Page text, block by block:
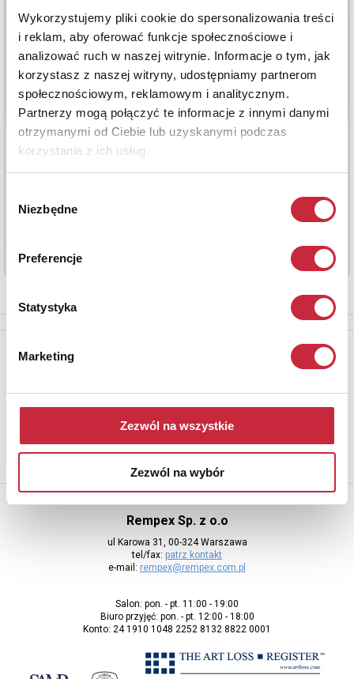
Wykorzystujemy pliki cookie do spersonalizowania treści
i reklam, aby oferować funkcje społecznościowe i
analizować ruch w naszej witrynie. Informacje o tym, jak
korzystasz z naszej witryny, udostępniamy partnerom
społecznościowym, reklamowym i analitycznym.
Partnerzy mogą połączyć te informacje z innymi danymi
otrzymanymi od Ciebie lub uzyskanymi podczas
korzystania z ich usług.
zgody
Niezbędne
Preferencje
Statystyka
Marketing
Zezwól na wszystkie
Zezwól na wybór
adres e-mail
Rempex Sp. z o.o
ul Karowa 31, 00-324 Warszawa
tel/fax: patrz kontakt
e-mail: rempex@rempex.com.pl
Salon: pon. - pt. 11:00 - 19:00
Biuro przyjęć: pon. - pt. 12:00 - 18:00
Konto: 24 1910 1048 2252 8132 8822 0001